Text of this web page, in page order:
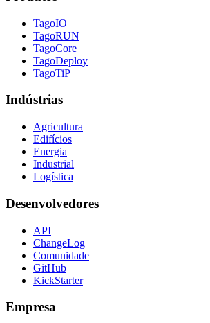
TagoIO
TagoRUN
TagoCore
TagoDeploy
TagoTiP
Indústrias
Agricultura
Edifícios
Energia
Industrial
Logística
Desenvolvedores
API
ChangeLog
Comunidade
GitHub
KickStarter
Empresa